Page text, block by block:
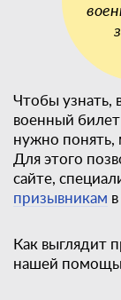
Чтобы узнать,
военный
нужно
Для этого
сайте,
призывникам
Как выглядит
нашей